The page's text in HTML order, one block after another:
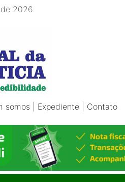
2026
somos Expediente Contato